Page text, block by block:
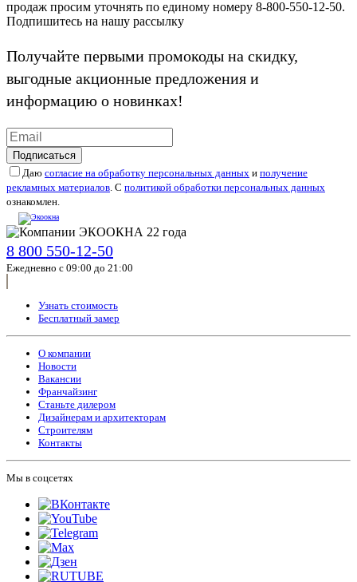
продаж просим уточнять по единому номеру 8-800-550-12-50.
Подпишитесь на нашу рассылку
Получайте первыми промокоды на скидку,
выгодные акционные предложения и
информацию о новинках!
Подписаться
Даю согласие на обработку персональных данных и получение
рекламных материалов. С политикой обработки персональных данных
ознакомлен.
8 800 550-12-50
Ежедневно с 09:00 до 21:00
Узнать стоимость
Бесплатный замер
О компании
Новости
Вакансии
Франчайзинг
Станьте дилером
Дизайнерам и архитекторам
Строителям
Контакты
Мы в соцсетях